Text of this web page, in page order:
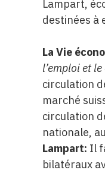
Lampart,
destinées à
La Vie
l’emploi et
circulation
marché
circulation
nationale,
Lampart: Il
bilatéraux